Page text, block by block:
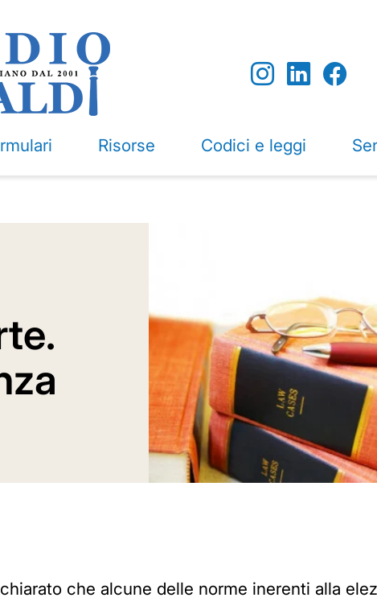
Risorse Codici e leggi
che alcune delle norme inerenti alla